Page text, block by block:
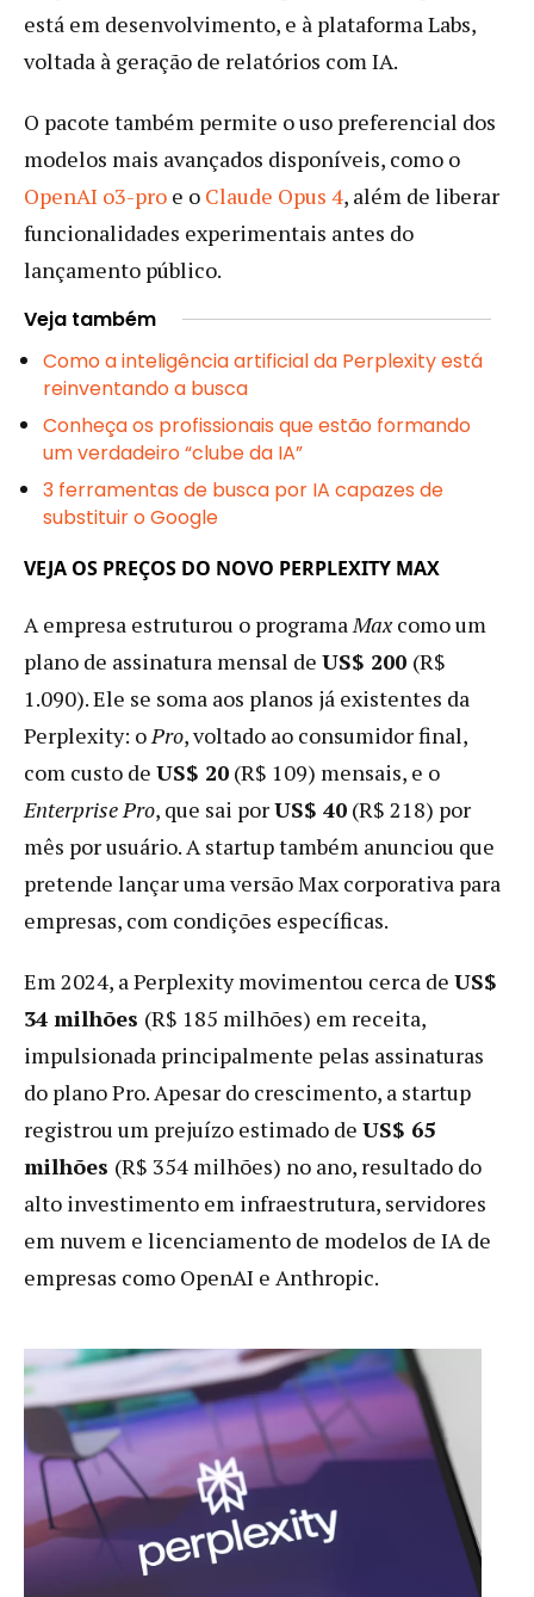
está em desenvolvimento, e à plataforma Labs,
voltada à geração de relatórios com IA.
O pacote também permite o uso preferencial dos
modelos mais avançados disponíveis, como o
OpenAI o3-pro e o Claude Opus 4, além de liberar
funcionalidades experimentais antes do
lançamento público.
Veja também
Como a inteligência artificial da Perplexity está
reinventando a busca
Conheça os profissionais que estão formando
um verdadeiro “clube da IA”
3 ferramentas de busca por IA capazes de
substituir o Google
VEJA OS PREÇOS DO NOVO PERPLEXITY MAX
A empresa estruturou o programaMaxcomo um
plano de assinatura mensal de US$ 200 (R$
1.090). Ele se soma aos planos já existentes da
Perplexity: oPro, voltado ao consumidor final,
com custo de US$ 20 (R$ 109) mensais, e o
Enterprise Pro, que sai porUS$ 40 (R$ 218) por
mês por usuário. A startup também anunciou que
pretende lançar uma versão Max corporativa para
empresas, com condições específicas.
Em 2024, a Perplexity movimentou cerca de US$
34 milhões (R$ 185 milhões) em receita,
impulsionada principalmente pelas assinaturas
do plano Pro. Apesar do crescimento, a startup
registrou um prejuízo estimado de US$ 65
milhões (R$ 354 milhões) no ano, resultado do
alto investimento em infraestrutura, servidores
em nuvem e licenciamento de modelos de IA de
empresas como OpenAI e Anthropic.